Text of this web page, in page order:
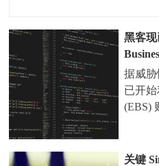
黑客
据威胁
已开始
(EBS)
关键